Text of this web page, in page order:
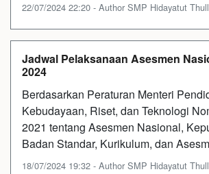
22/07/2024 22:20 - Author SMP Hidayatut
Jadwal Pelaksanaan Asesmen
2024
Berdasarkan Peraturan Menteri
Kebudayaan, Riset, dan Teknologi
2021 tentang Asesmen Nasional,
Badan Standar, Kurikulum, dan
18/07/2024 19:32 - Author SMP Hidayatut